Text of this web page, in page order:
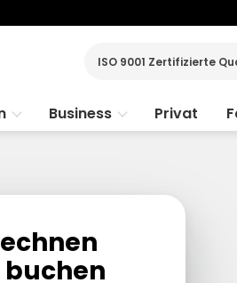
ISO 9001 Zertifizierte
Business Privat